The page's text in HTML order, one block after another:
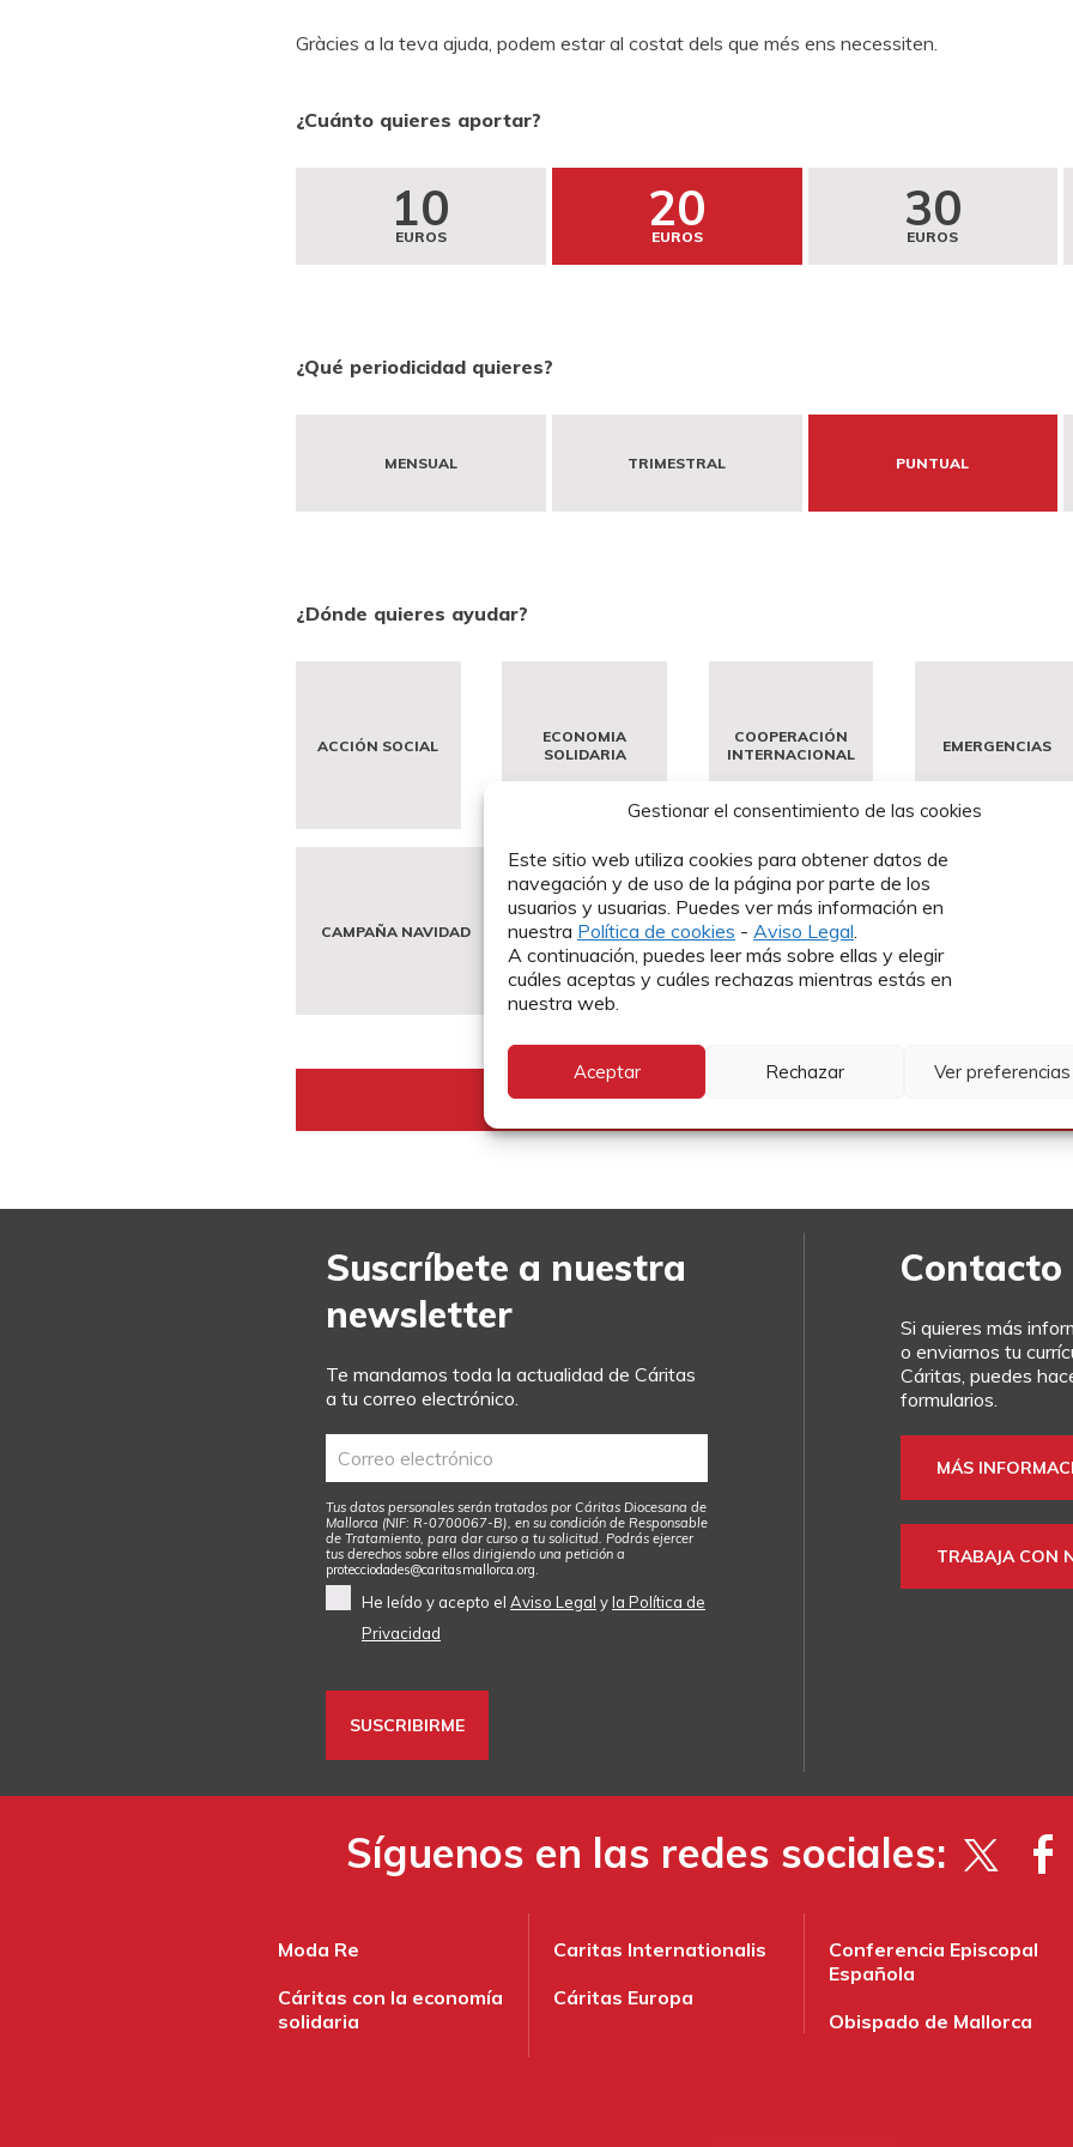
Gestionar el consentimiento de las cookies
Este sitio web utiliza cookies para obtener datos de
navegación y de uso de la página por parte de los
usuarios y usuarias. Puedes ver más información en
nuestra Política de cookies - Aviso Legal.
A continuación, puedes leer más sobre ellas y elegir
cuáles aceptas y cuáles rechazas mientras estás en
nuestra web.
Aceptar Rechazar Ver preferencias
Gràcies a la teva ajuda, podem estar al costat dels que més ens necessiten.
¿Cuánto quieres aportar?
10
EUROS 20
EUROS 30
EUROS
¿Qué periodicidad quieres?
MENSUAL TRIMESTRAL PUNTUAL
¿Dónde quieres ayudar?
ACCIÓN SOCIAL
ECONOMIA
SOLIDARIA
COOPERACIÓN
INTERNACIONAL
EMERGENCIAS
CAMPAÑA NAVIDAD
Suscríbete a nuestra
newsletter
Te mandamos toda la actualidad de Cáritas
a tu correo electrónico.
Tus datos personales serán tratados por Cáritas Diocesana de
Mallorca (NIF: R-0700067-B), en su condición de Responsable
de Tratamiento, para dar curso a tu solicitud. Podrás ejercer
tus derechos sobre ellos dirigiendo una petición a
protecciodades@caritasmallorca.org
He leído y acepto el Aviso Legal yla Política de
Privacidad
Contacto
Si quieres más
o enviarnos tu
Cáritas, puedes
formularios.
MÁS
TRABAJA CON
Síguenos en las redes sociales:
Moda Re
Cáritas con la economía
solidaria
Caritas Internationalis
Cáritas Europa
Conferencia Episcopal
Española
Obispado de Mallorca